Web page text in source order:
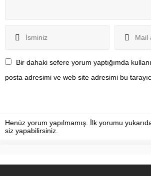
Bir dahaki sefere yorum yaptığımda
posta adresimi ve web site adresimi bu
Henüz yorum yapılmamış. İlk yorumu
siz yapabilirsiniz.